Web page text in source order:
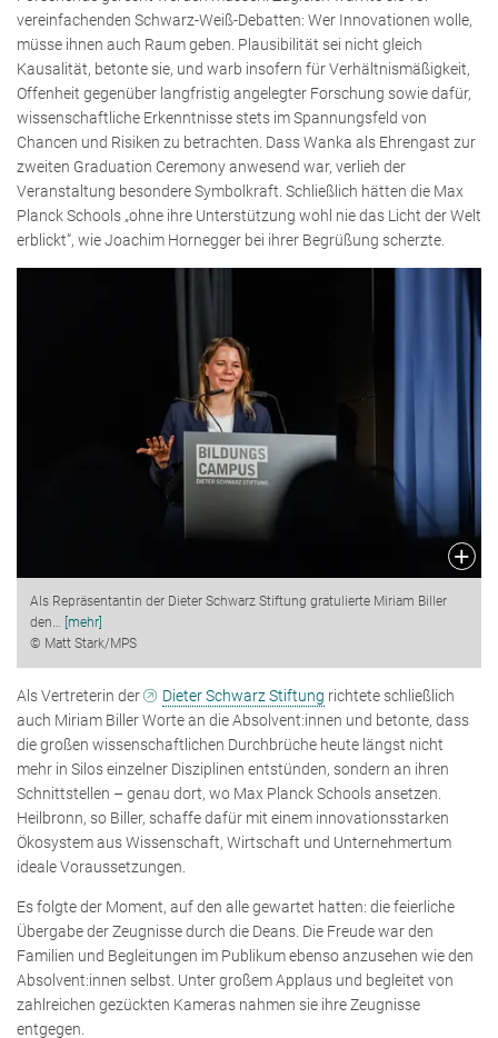
vereinfachenden Schwarz-Weiß-Debatten: Wer Innovationen wolle,
müsse ihnen auch Raum geben. Plausibilität sei nicht gleich
Kausalität, betonte sie, und warb insofern für Verhältnismäßigkeit,
Offenheit gegenüber langfristig angelegter Forschung sowie dafür,
wissenschaftliche Erkenntnisse stets im Spannungsfeld von
Chancen und Risiken zu betrachten. Dass Wanka als Ehrengast zur
zweiten Graduation Ceremony anwesend war, verlieh der
Veranstaltung besondere Symbolkraft. Schließlich hätten die Max
Planck Schools „ohne ihre Unterstützung wohl nie das Licht der Welt
erblickt“, wie Joachim Hornegger bei ihrer Begrüßung scherzte.
Als Repräsentantin der Dieter Schwarz Stiftung gratulierte Miriam Biller
den… [mehr]
© Matt Stark/MPS
Als Vertreterin der Dieter Schwarz Stiftung richtete schließlich
auch Miriam Biller Worte an die Absolvent:innen und betonte, dass
die großen wissenschaftlichen Durchbrüche heute längst nicht
mehr in Silos einzelner Disziplinen entstünden, sondern an ihren
Schnittstellen – genau dort, wo Max Planck Schools ansetzen.
Heilbronn, so Biller, schaffe dafür mit einem innovationsstarken
Ökosystem aus Wissenschaft, Wirtschaft und Unternehmertum
ideale Voraussetzungen.
Es folgte der Moment, auf den alle gewartet hatten: die feierliche
Übergabe der Zeugnisse durch die Deans. Die Freude war den
Familien und Begleitungen im Publikum ebenso anzusehen wie den
Absolvent:innen selbst. Unter großem Applaus und begleitet von
zahlreichen gezückten Kameras nahmen sie ihre Zeugnisse
entgegen.